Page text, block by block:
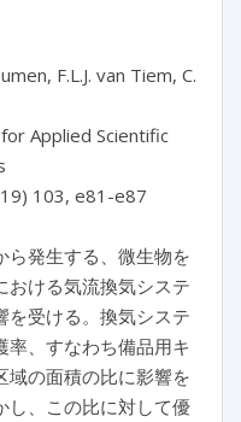
F.L.J. van Tiem, C.
Applied Scientific
103, e81-e87
ら発生する、微生物を
おける気流換気システ
を受ける。換気システ
率、すなわち備品用キ
域の面積の比に影響を
し、この比に対して優